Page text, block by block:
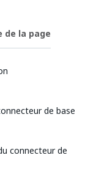
de la page
de base
connecteur de